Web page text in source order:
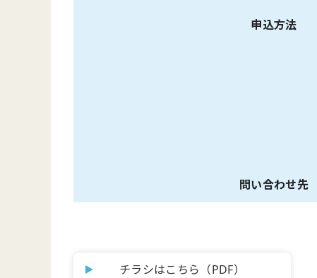
申込方法
問い合わせ先
チラシはこちら（PDF）